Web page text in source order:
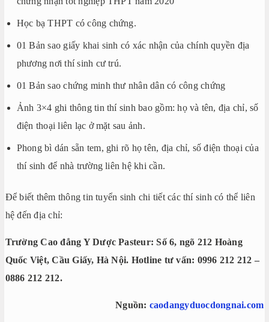
Học bạ THPT có công chứng.
01 Bản sao giấy khai sinh có xác nhận của chính quyền địa
phương nơi thí sinh cư trú.
01 Bản sao chứng minh thư nhân dân có công chứng
Ảnh 3×4 ghi thông tin thí sinh bao gồm: họ và tên, địa chỉ, số
điện thoại liên lạc ở mặt sau ảnh.
Phong bì dán sẵn tem, ghi rõ họ tên, địa chỉ, số điện thoại của
thí sinh để nhà trường liên hệ khi cần.
Để biết thêm thông tin tuyển sinh chi tiết các thí sinh có thể liên
hệ đến địa chỉ:
Trường Cao đẳng Y Dược Pasteur: Số 6, ngõ 212 Hoàng
Quốc Việt, Cầu Giấy, Hà Nội. Hotline tư vấn: 0996 212 212 –
0886 212 212.
Nguồn: caodangyduocdongnai.com